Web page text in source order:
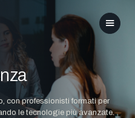
con professionisti formati per
le tecnologie più avanzate.